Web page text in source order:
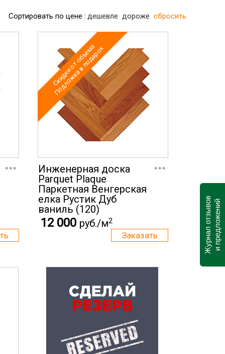
Сортировать по цене : дешевле дороже сбросить
...
Скидки от объема
Подложка в подарок
Инженерная доска
Parquet Plaque
Паркетная Венгерская
елка Рустик Дуб
ваниль (120)
...
12 000 руб./м2 Журнал отзывови предложений